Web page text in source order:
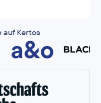
auf Kertos